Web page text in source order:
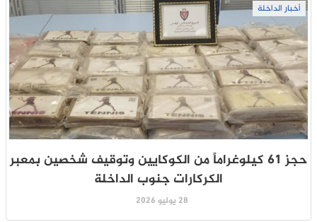
أخبار الداخلة
حجز 61 كيلوغراماً من الكوكايين وتوقيف شخصين بمعبر
الكركارات جنوب الداخلة
28 يوليو 2026